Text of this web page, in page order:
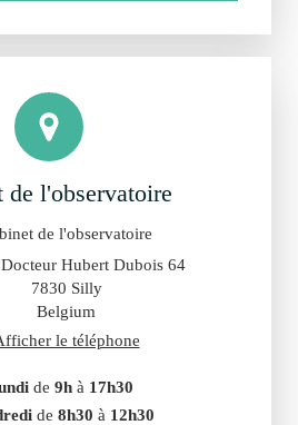
de l'observatoire
de l'observatoire
Hubert Dubois 64
7830 Silly
Belgium
le téléphone
de 9h à 17h30
de 8h30 à 12h30